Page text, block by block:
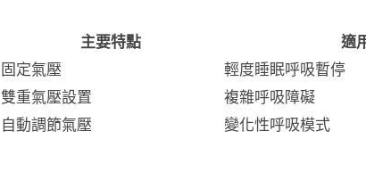
主要特點
適
固定氣壓
輕度睡眠呼吸暫停
雙重氣壓設置
複雜呼吸障礙
自動調節氣壓 變化性呼吸模式